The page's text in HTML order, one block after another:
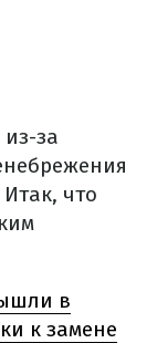
за
что
в
к замене